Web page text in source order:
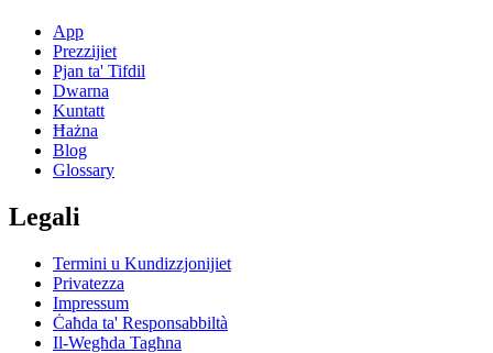
App
Prezzijiet
Pjan ta' Tifdil
Dwarna
Kuntatt
Ħażna
Blog
Glossary
Legali
Termini u Kundizzjonijiet
Privatezza
Impressum
Ċaħda ta' Responsabbiltà
Il-Wegħda Tagħna